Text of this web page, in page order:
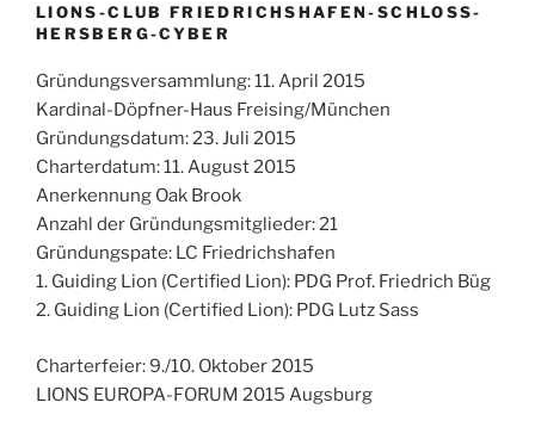
LIONS-CLUB FRIEDRICHSHAFEN-SCHLOSS-
HERSBERG-CYBER
Gründungsversammlung: 11. April 2015
Kardinal-Döpfner-Haus Freising/München
Gründungsdatum: 23. Juli 2015
Charterdatum: 11. August 2015
Anerkennung Oak Brook
Anzahl der Gründungsmitglieder: 21
Gründungspate: LC Friedrichshafen
1. Guiding Lion (Certified Lion): PDG Prof. Friedrich Büg
2. Guiding Lion (Certified Lion): PDG Lutz Sass
Charterfeier: 9./10. Oktober 2015
LIONS EUROPA-FORUM 2015 Augsburg